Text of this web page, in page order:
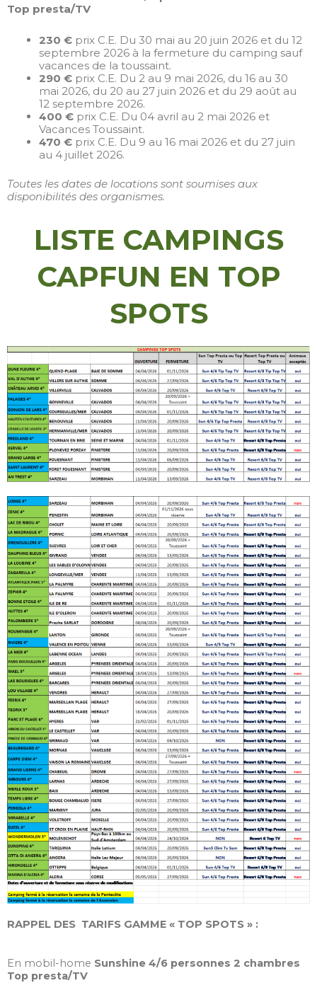
Top presta/TV
230 € prix C.E. Du 30 mai au 20 juin 2026 et du 12
septembre 2026 à la fermeture du camping sauf
vacances de la toussaint.
290 € prix C.E. Du 2 au 9 mai 2026, du 16 au 30
mai 2026, du 20 au 27 juin 2026 et du 29 août au
12 septembre 2026.
400 € prix C.E. Du 04 avril au 2 mai 2026 et
Vacances Toussaint.
470 € prix C.E. Du 9 au 16 mai 2026 et du 27 juin
au 4 juillet 2026.
Toutes les dates de locations sont soumises aux
disponibilités des organismes.
LISTE CAMPINGS
CAPFUN EN TOP
SPOTS
RAPPEL DES TARIFS GAMME « TOP SPOTS » :
En mobil-home Sunshine 4/6 personnes 2 chambres
Top presta/TV